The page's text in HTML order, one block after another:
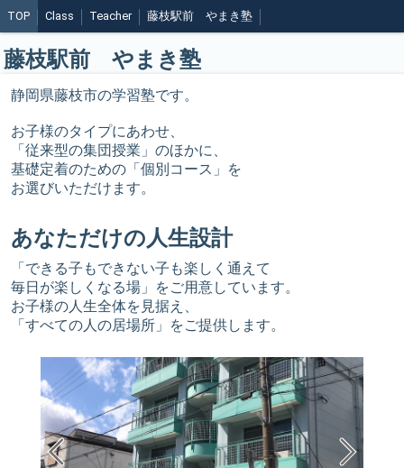
TOP Class Teacher 藤枝駅前 やまき塾
藤枝駅前 やまき塾
静岡県藤枝市の学習塾です。
お子様のタイプにあわせ、
「従来型の集団授業」のほかに、
基礎定着のための「個別コース」を
お選びいただけます。
あなただけの人生設計
「できる子もできない子も楽しく通えて
毎日が楽しくなる場」をご用意しています。
お子様の人生全体を見据え、
「すべての人の居場所」をご提供します。